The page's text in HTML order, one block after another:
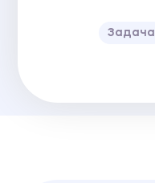
Задача